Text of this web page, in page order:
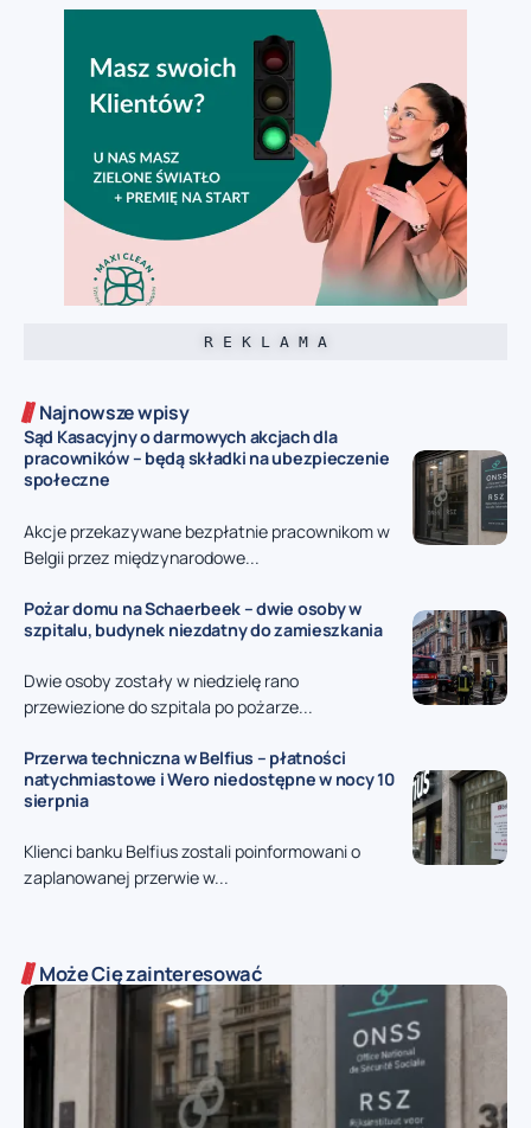
R E K L A M A
Najnowsze wpisy
Sąd Kasacyjny o darmowych akcjach dla
pracowników – będą składki na ubezpieczenie
społeczne
Akcje przekazywane bezpłatnie pracownikom w
Belgii przez międzynarodowe...
Pożar domu na Schaerbeek – dwie osoby w
szpitalu, budynek niezdatny do zamieszkania
Dwie osoby zostały w niedzielę rano
przewiezione do szpitala po pożarze...
Przerwa techniczna w Belfius – płatności
natychmiastowe i Wero niedostępne w nocy 10
sierpnia
Klienci banku Belfius zostali poinformowani o
zaplanowanej przerwie w...
Może Cię zainteresować